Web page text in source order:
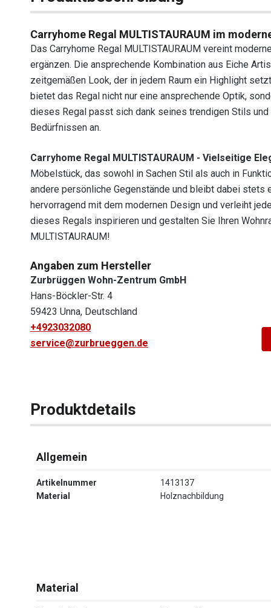
Carryhome Regal MULTISTAURAUM im
Das Carryhome Regal MULTISTAURAUM vereint
ergänzen. Die ansprechende Kombination aus Eiche
zeitgemäßen Look, der in jedem Raum ein Highlight
bietet das Regal nicht nur eine ansprechende Optik,
dieses Regal passt sich dank seines trendigen Stils
Bedürfnissen an.
Carryhome Regal MULTISTAURAUM - Vielseitige
Möbelstück, das sowohl in Sachen Stil als auch in
andere persönliche Gegenstände und bleibt dabei stets
hervorragend mit dem modernen Design und verleiht
dieses Regals inspirieren und gestalten Sie Ihren
MULTISTAURAUM!
Angaben zum Hersteller
Zurbrüggen Wohn-Zentrum GmbH
Hans-Böckler-Str. 4
59423 Unna, Deutschland
+4923032080
service@zurbrueggen.de
Produktdetails
Allgemein
Artikelnummer
1413137
Material
Holznachbildung
Material